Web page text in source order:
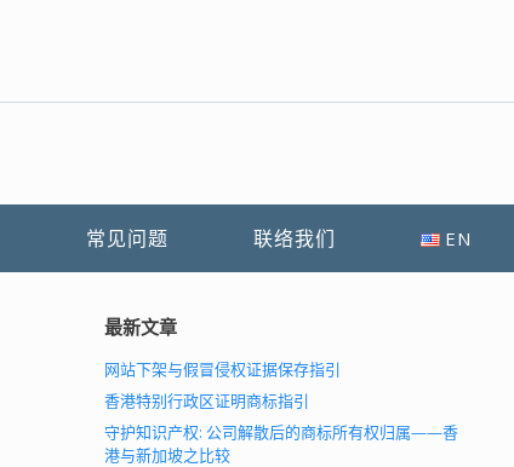
常见问题 联络我们 EN
最新文章
网站下架与假冒侵权证据保存指引
香港特别行政区证明商标指引
守护知识产权: 公司解散后的商标所有权归属——香
港与新加坡之比较